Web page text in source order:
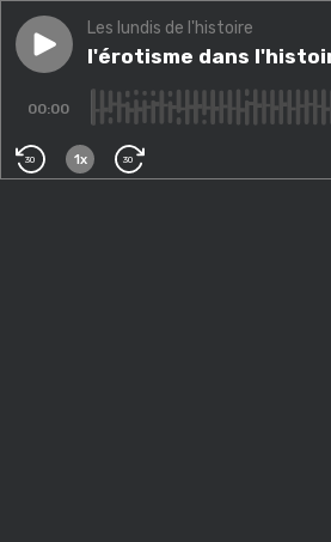
Play episodel'érotisme dans l'histoire
Les lundis de l'histoire
l'érotisme dans
00:00
30 1x 30